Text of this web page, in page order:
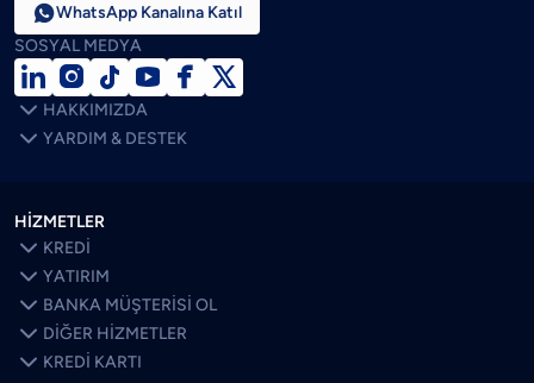
WhatsApp Kanalına Katıl
SOSYAL MEDYA
    

 HAKKIMIZDA
 YARDIM & DESTEK
HİZMETLER
 KREDİ
 YATIRIM
 BANKA MÜŞTERİSİ OL
 DİĞER HİZMETLER
 KREDİ KARTI